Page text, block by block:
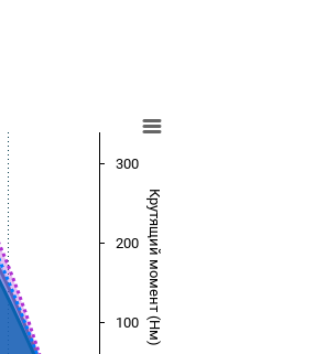
Крутящий момент (Нм)
100
200
300